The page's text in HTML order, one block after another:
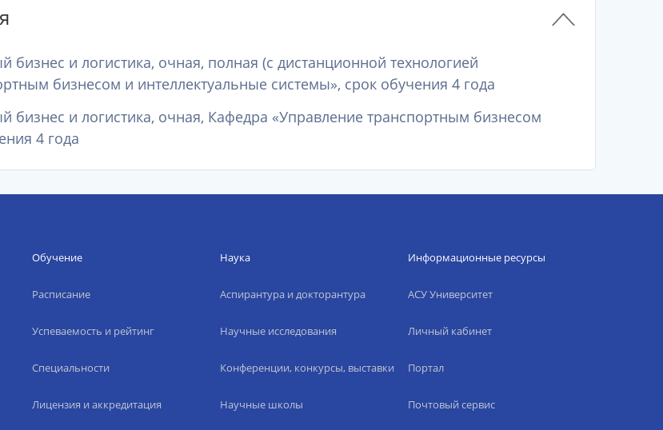
и логистика, очная, полная (с дистанционной технологией
бизнесом и интеллектуальные системы», срок обучения 4 года
и логистика, очная, Кафедра «Управление транспортным бизнесом
4 года
Обучение
Расписание
Успеваемость и рейтинг
Специальности
Лицензия и аккредитация
Наука
Аспирантура и докторантура
Научные исследования
Конференции, конкурсы, выставки
Научные школы
Информационные ресурсы
АСУ Университет
Личный кабинет
Портал
Почтовый сервис